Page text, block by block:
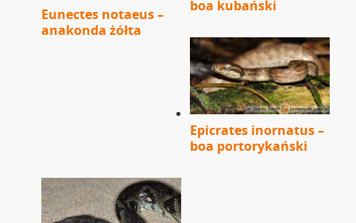
Eunectes notaeus –
anakonda żółta
boa kubański
Epicrates inornatus –
boa portorykański